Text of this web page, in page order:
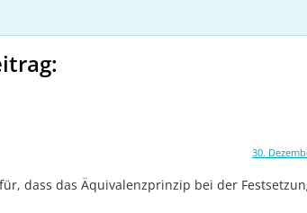
30.
dass das Äquivalenzprinzip bei der